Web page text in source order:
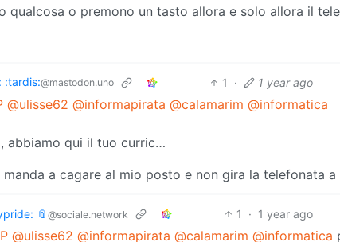
qualcosa o premono un tasto allora e solo allora il
:tardis:@mastodon.uno 1 · 1 year ago
@ulisse62 @informapirata @calamarim @informatica
abbiamo qui il tuo curric…
a cagare al mio posto e non gira la telefonata a
📎 @sociale.network 1 · 1 year ago
@ulisse62 @informapirata @calamarim @informatica